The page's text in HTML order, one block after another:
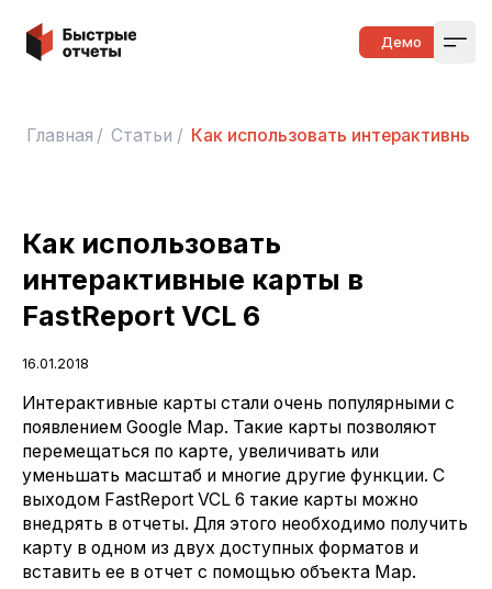
Быстрые отчеты Демо
Главная / Статьи / Как использовать интерактивные
Как использовать
интерактивные карты в
FastReport VCL 6
16.01.2018
Интерактивные карты стали очень популярными с
появлением Google Map. Такие карты позволяют
перемещаться по карте, увеличивать или
уменьшать масштаб и многие другие функции. С
выходом FastReport VCL 6 такие карты можно
внедрять в отчеты. Для этого необходимо получить
карту в одном из двух доступных форматов и
вставить ее в отчет с помощью объекта Map.